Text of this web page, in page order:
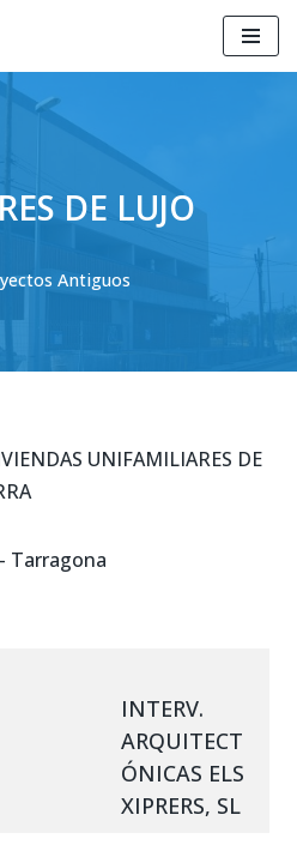
DE LUJO
Antiguos
UNIFAMILIARES DE
Tarragona
INTERV.
ARQUITECT
ÓNICAS ELS
XIPRERS, SL